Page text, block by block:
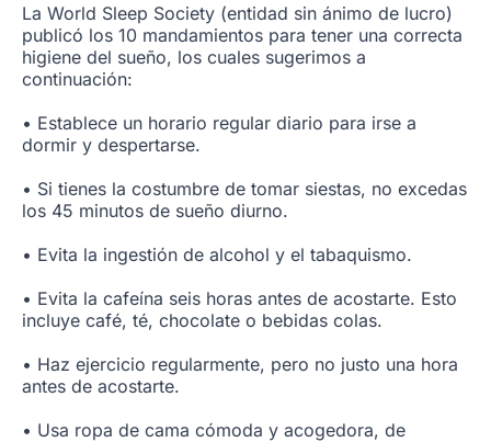
La World Sleep Society (entidad sin ánimo de lucro)
publicó los 10 mandamientos para tener una correcta
higiene del sueño, los cuales sugerimos a
continuación:
• Establece un horario regular diario para irse a
dormir y despertarse.
• Si tienes la costumbre de tomar siestas, no excedas
los 45 minutos de sueño diurno.
• Evita la ingestión de alcohol y el tabaquismo.
• Evita la cafeína seis horas antes de acostarte. Esto
incluye café, té, chocolate o bebidas colas.
• Haz ejercicio regularmente, pero no justo una hora
antes de acostarte.
• Usa ropa de cama cómoda y acogedora, de